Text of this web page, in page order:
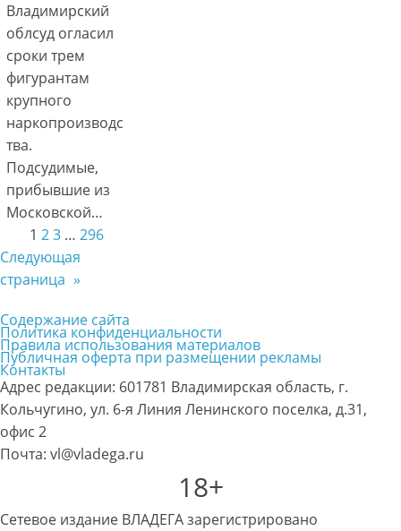
Владимирский
облсуд огласил
сроки трем
фигурантам
крупного
наркопроизводс
тва.
Подсудимые,
прибывшие из
Московской…
1 23 … 296
Следующая
страница »
Содержание сайта
Политика конфиденциальности
Правила использования материалов
Публичная оферта при размещении рекламы
Контакты
Адрес редакции: 601781 Владимирская область, г.
Кольчугино, ул. 6-я Линия Ленинского поселка, д.31,
офис 2
Почта: vl@vladega.ru
18+
Сетевое издание ВЛАДЕГА зарегистрировано